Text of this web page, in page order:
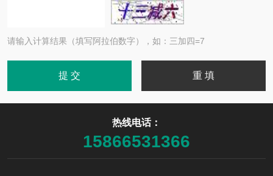
请输入计算结果（填写阿拉伯数字），如：三加四=7
热线电话：
15866531366